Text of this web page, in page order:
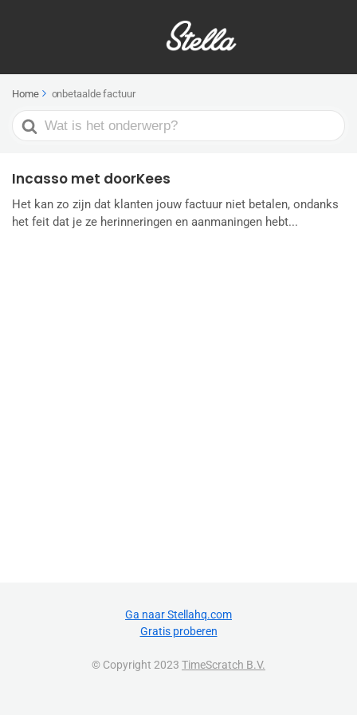
Home onbetaalde factuur
Search
For
Incasso met doorKees
Het kan zo zijn dat klanten jouw factuur niet betalen, ondanks
het feit dat je ze herinneringen en aanmaningen hebt...
Ga naar Stellahq.com
Gratis proberen
© Copyright 2023 TimeScratch B.V.